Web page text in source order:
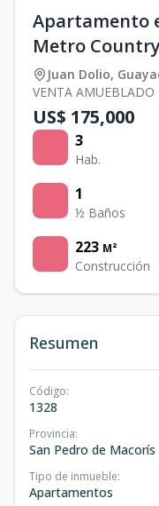
Apartamento
Metro
Juan Dolio,
VENTA AMUEBLADO
US$ 175,000
3
Hab.
1
½ Baños
223 M²
Construcción
Resumen
Código:
1328
Provincia:
San Pedro de Macorís
Tipo de inmueble:
Apartamentos